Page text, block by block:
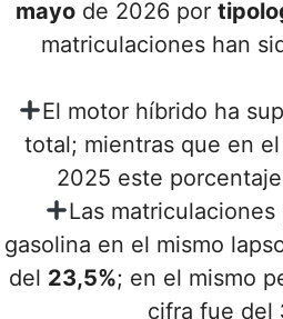
mayo de 2026 por
matriculaciones han
El motor híbrido ha
total; mientras que en
2025 este
Las
gasolina en el mismo
del 23,5%; en el mismo
cifra fue del